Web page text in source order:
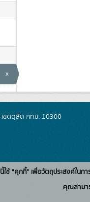
x
เขตดุสิต กทม. 10300
นี้ใช้ "คุกกี้" เพื่อวัตถุประสงค์ใน
คุณสามา